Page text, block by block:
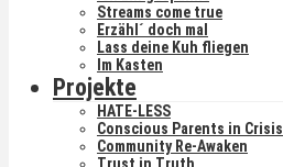
Streams come true
Erzähl´ doch mal
Lass deine Kuh fliegen
Im Kasten
Projekte
HATE-LESS
Conscious Parents in Crisis
Community Re-Awaken